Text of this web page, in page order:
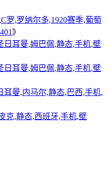
罗,罗纳尔多,1920赛季,葡萄
》
日耳曼,姆巴佩,静态,手机,壁
日耳曼,姆巴佩,静态,手机,壁
耳曼,内马尔,静态,巴西,手机,
克,静态,西班牙,手机,壁